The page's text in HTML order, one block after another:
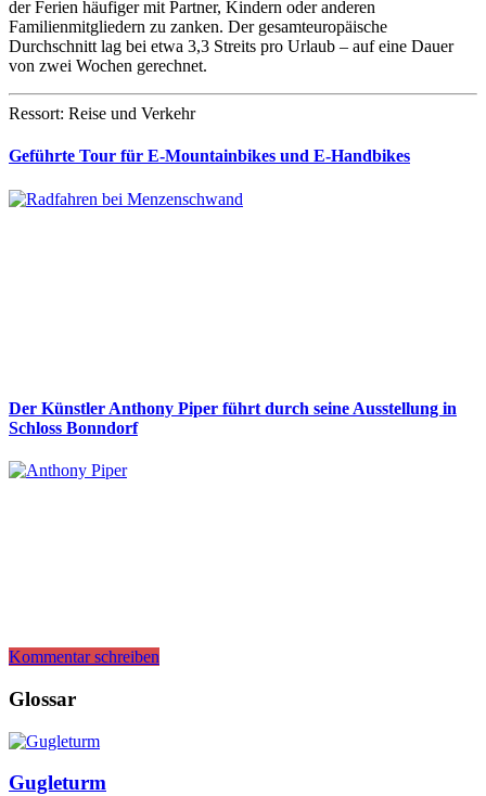
der Ferien häufiger mit Partner, Kindern oder anderen
Familienmitgliedern zu zanken. Der gesamteuropäische
Durchschnitt lag bei etwa 3,3 Streits pro Urlaub – auf eine Dauer
von zwei Wochen gerechnet.
Ressort: Reise und Verkehr
Geführte Tour für E-Mountainbikes und E-Handbikes
Der Künstler Anthony Piper führt durch seine Ausstellung in
Schloss Bonndorf
Kommentar schreiben
Glossar
Gugleturm